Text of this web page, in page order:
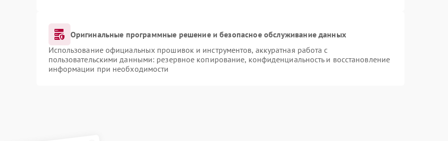
Оригинальные программные решение и безопасное обслуживание данных
Использование официальных прошивок и инструментов, аккуратная работа с
пользовательскими данными: резервное копирование, конфиденциальность и восстановление
информации при необходимости